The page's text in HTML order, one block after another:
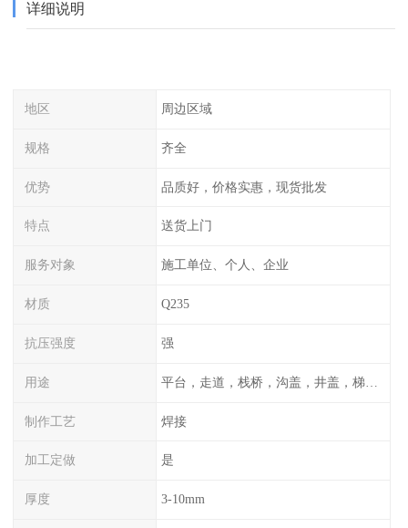
详细说明
地区 周边区域
规格 齐全
优势 品质好，价格实惠，现货批发
特点 送货上门
服务对象 施工单位、个人、企业
材质 Q235
抗压强度 强
用途 平台，走道，栈桥，沟盖，井盖，梯子，围栏等
制作工艺 焊接
加工定做 是
厚度 3-10mm